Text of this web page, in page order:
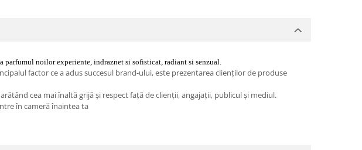
noilor experiente, indraznet si sofisticat, radiant si senzual.
factor ce a adus succesul brand-ului, este prezentarea clienților de produse
cea mai înaltă grijă și respect față de clienții, angajații, publicul și mediul.
în cameră înaintea ta